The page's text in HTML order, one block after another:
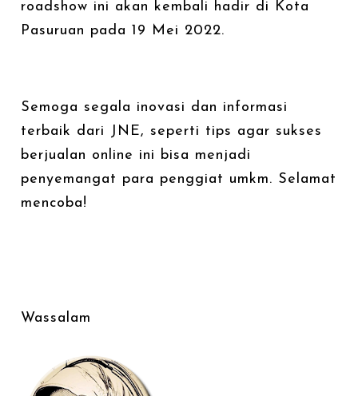
roadshow ini akan kembali hadir di Kota
Pasuruan pada 19 Mei 2022.
Semoga segala inovasi dan informasi
terbaik dari JNE, seperti tips agar sukses
berjualan online ini bisa menjadi
penyemangat para penggiat umkm. Selamat
mencoba!
Wassalam